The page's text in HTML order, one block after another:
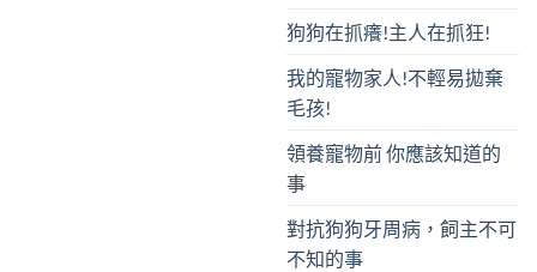
狗狗在抓癢!主人在抓狂!
我的寵物家人!不輕易拋棄
毛孩!
領養寵物前 你應該知道的
事
對抗狗狗牙周病，飼主不可
不知的事